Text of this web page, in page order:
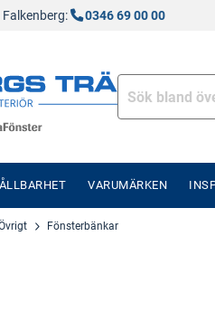
Falkenberg: 0346 69 00 00
VARUMÄRKEN
Fönsterbänkar